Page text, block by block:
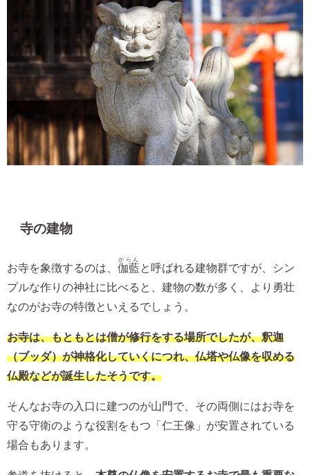
寺の建物
お寺を象徴するのは、 伽藍
がらん
と呼ばれる建物群ですが、シン
プルな作りの神社に比べると、建物の数が多く、より勇壮
なのがお寺の特徴といえるでしょう。
お寺は、もともとは僧が修行をする場所でしたが、釈迦
（ブッダ）が神格化していくにつれ、仏塔や仏像を収める
仏殿などが誕生したそうです。
そんなお寺の入口に建つのが山門で、その両側にはお寺を
守る守衛のような役割をもつ「仁王像」が安置されている
場合もあります。